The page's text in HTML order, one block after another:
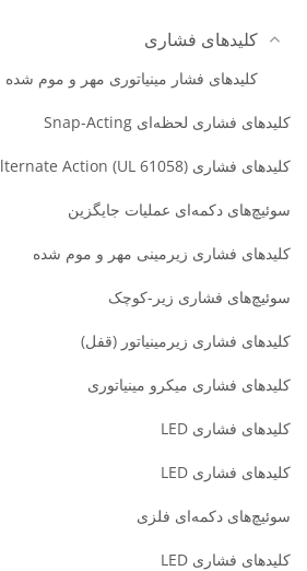
کلیدهای فشاری
کلیدهای فشار مینیاتوری مهر و موم شده
کلیدهای فشاری لحظه‌ای Snap-Acting
کلیدهای فشاری Alternate Action (UL 61058)
سوئیچ‌های دکمه‌ای عملیات جایگزین
کلیدهای فشاری زیرمینی مهر و موم شده
سوئیچ‌های فشاری زیر-کوچک
کلیدهای فشاری زیرمینیاتور (قفل)
کلیدهای فشاری میکرو مینیاتوری
کلیدهای فشاری LED
کلیدهای فشاری LED
سوئیچ‌های دکمه‌ای فلزی
کلیدهای فشاری LED